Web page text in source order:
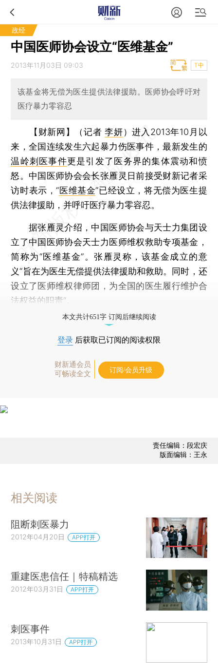
政经
中国医师协会设立“医维基金”
2013年11月03日 09:03 T中
该基金将无偿为医生提供法律援助。医师协会呼吁对
医疗暴力零容忍
【财新网】（记者李妍）进入2013年10月以
来，全国连续发生六起暴力伤医事件，最新发生的
温岭刺医事件更是引发了医务界的集体震动和愤
怒。中国医师协会会长张雁灵日前接受财新记者采
访时表示，“医维基金”已经设立，将无偿为医生提
供法律援助，并呼吁医疗暴力零容忍。
据张雁灵介绍，中国医师协会与天士力集团设
立了中国医师协会天士力医师维权救助专项基金，
简称为“医维基金”。张雁灵称，该基金成立的意
义“旨在为医生无偿提供法律援助和救助。同时，还
设立了医师维权律师团，为全国的医生履行维护合
法权益的职责”。
本文共计651字 订阅后继续阅读
登录 后获取已订阅的阅读权限
财新通会员
可畅读全文
订阅/会员升级
责任编辑：段宏庆
版面编辑：王永
相关阅读
阻断刺医暴力
2012年04月20日 APP打开
重建医患信任｜特稿精选
2012年03月31日 APP打开
刺医事件
2013年10月31日 APP打开